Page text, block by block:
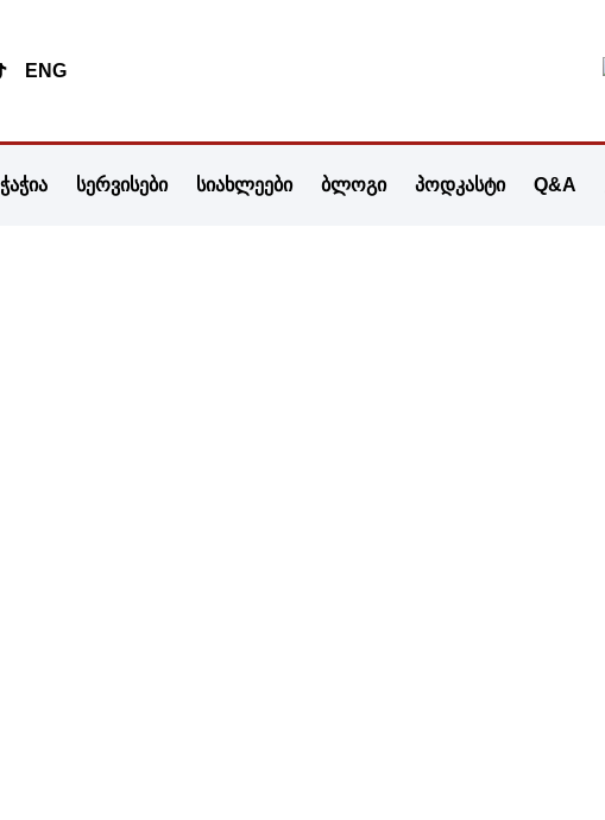
ENG
სერვისები სიახლეები ბლოგი პოდკასტი Q&A